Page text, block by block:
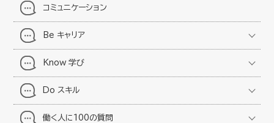
コミュニケーション
Be キャリア
Know 学び
Do スキル
働く人に100の質問